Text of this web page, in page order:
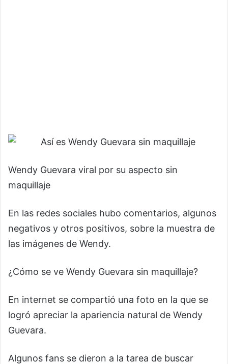
Wendy Guevara viral por su aspecto sin
maquillaje
En las redes sociales hubo comentarios, algunos
negativos y otros positivos, sobre la muestra de
las imágenes de Wendy.
¿Cómo se ve Wendy Guevara sin maquillaje?
En internet se compartió una foto en la que se
logró apreciar la apariencia natural de Wendy
Guevara.
Algunos fans se dieron a la tarea de buscar